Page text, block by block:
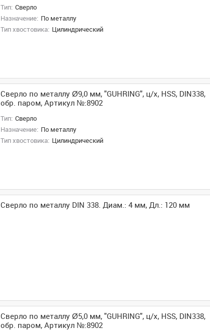
Тип: Сверло
Назначение: По металлу
Тип хвостовика: Цилиндрический
Сверло по металлу Ø9,0 мм, "GUHRING", ц/х, HSS, DIN338,
обр. паром, Артикул №:8902
Тип: Сверло
Назначение: По металлу
Тип хвостовика: Цилиндрический
Сверло по металлу DIN 338. Диам.: 4 мм, Дл.: 120 мм
Сверло по металлу Ø5,0 мм, "GUHRING", ц/х, HSS, DIN338,
обр. паром, Артикул №:8902